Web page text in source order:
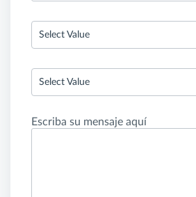
Select Value
Select Value
Escriba su mensaje aquí